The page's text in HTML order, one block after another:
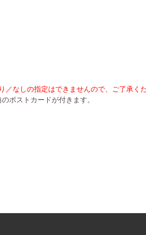
なしの指定はできませんので、ご了承くだ
ポストカードが付きます。